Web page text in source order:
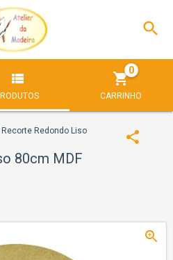
CARRINHO
0
Recorte Redondo Liso
80cm MDF